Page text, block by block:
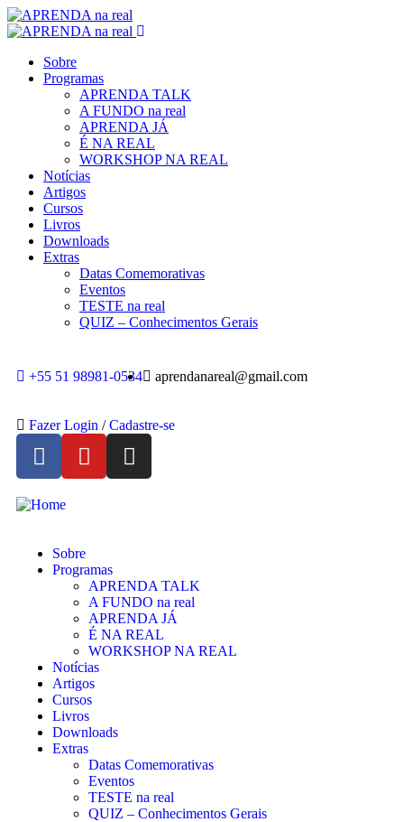
Sobre
Programas
APRENDA TALK
A FUNDO na real
APRENDA JÁ
É NA REAL
WORKSHOP NA REAL
Notícias
Artigos
Cursos
Livros
Downloads
Extras
Datas Comemorativas
Eventos
TESTE na real
QUIZ – Conhecimentos Gerais
+55 51 98981-0534 aprendanareal@gmail.com
Fazer Login / Cadastre-se
Sobre
Programas
APRENDA TALK
A FUNDO na real
APRENDA JÁ
É NA REAL
WORKSHOP NA REAL
Notícias
Artigos
Cursos
Livros
Downloads
Extras
Datas Comemorativas
Eventos
TESTE na real
QUIZ – Conhecimentos Gerais